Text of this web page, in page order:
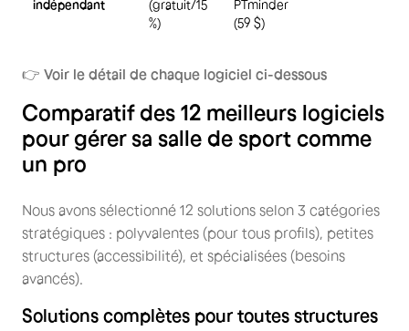
indépendant
(gratuit/15
%)
PTminder
(59 $)
👉 Voir le détail de chaque logiciel ci-dessous
Comparatif des 12 meilleurs logiciels
pour gérer sa salle de sport comme
un pro
Nous avons sélectionné 12 solutions selon 3 catégories
stratégiques : polyvalentes (pour tous profils), petites
structures (accessibilité), et spécialisées (besoins
avancés).
Solutions complètes pour toutes structures